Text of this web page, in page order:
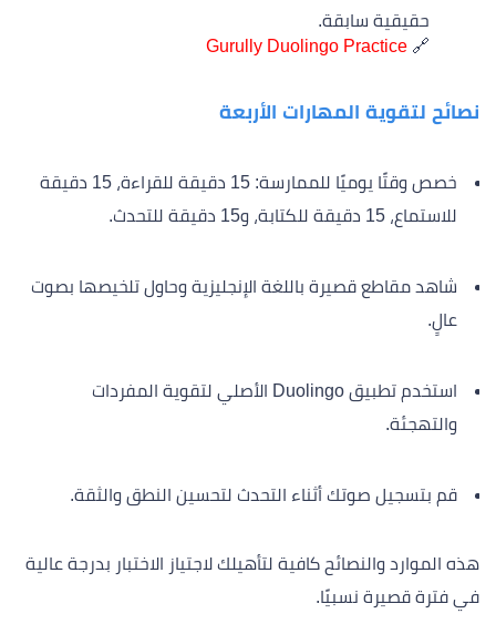
حقيقية سابقة.
🔗
Gurully Duolingo Practice
نصائح لتقوية المهارات الأربعة
خصص وقتًا يوميًا للممارسة: 15 دقيقة للقراءة، 15 دقيقة
للاستماع، 15 دقيقة للكتابة، و15 دقيقة للتحدث.
شاهد مقاطع قصيرة باللغة الإنجليزية وحاول تلخيصها بصوت
عالٍ.
استخدم تطبيق Duolingo الأصلي لتقوية المفردات
والتهجئة.
قم بتسجيل صوتك أثناء التحدث لتحسين النطق والثقة.
هذه الموارد والنصائح كافية لتأهيلك لاجتياز الاختبار بدرجة عالية
في فترة قصيرة نسبيًا.